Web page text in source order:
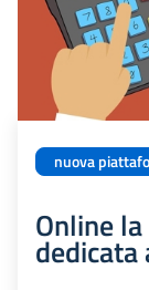
nuova
Online